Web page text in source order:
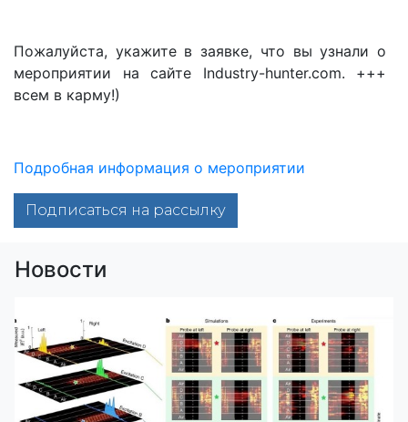
Пожалуйста, укажите в заявке, что вы узнали о
мероприятии на сайте Industry-hunter.com. +++
всем в карму!)
Подробная информация о мероприятии
Подписаться на рассылку
Новости